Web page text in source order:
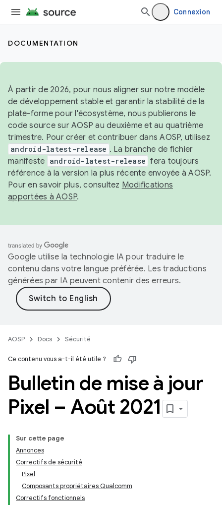
Connexion
DOCUMENTATION
À partir de 2026, pour nous aligner sur notre modèle
de développement stable et garantir la stabilité de la
plate-forme pour l'écosystème, nous publierons le
code source sur AOSP au deuxième et au quatrième
trimestre. Pour créer et contribuer dans AOSP, utilisez
android-latest-release . La branche de fichier
manifeste android-latest-release fera toujours
référence à la version la plus récente envoyée à AOSP.
Pour en savoir plus, consultez Modifications
apportées à AOSP.
Google utilise la technologie IA pour traduire le
contenu dans votre langue préférée. Les traductions
générées par IA peuvent contenir des erreurs.
AOSP Docs Sécurité
Ce contenu vous a-t-il été utile ?
Bulletin de mise à jour
Pixel – Août 2021
Sur cette page
Annonces
Correctifs de sécurité
Pixel
Composants propriétaires Qualcomm
Correctifs fonctionnels